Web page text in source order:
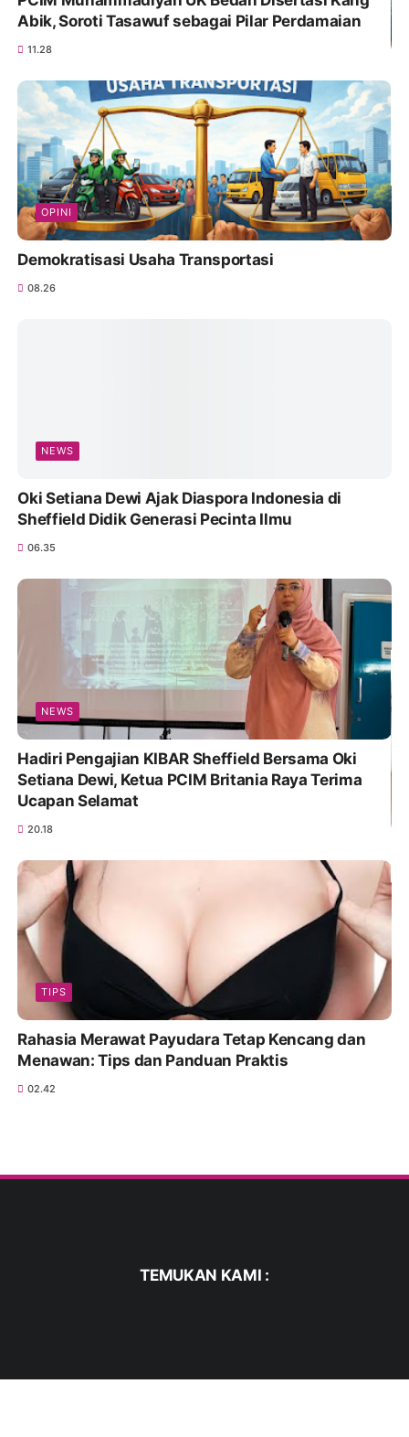
Abik, Soroti Tasawuf sebagai Pilar Perdamaian
11.28
OPINI
Demokratisasi Usaha Transportasi
08.26
NEWS
Oki Setiana Dewi Ajak Diaspora Indonesia di
Sheffield Didik Generasi Pecinta Ilmu
06.35
NEWS
Hadiri Pengajian KIBAR Sheffield Bersama Oki
Setiana Dewi, Ketua PCIM Britania Raya Terima
Ucapan Selamat
20.18
TIPS
Rahasia Merawat Payudara Tetap Kencang dan
Menawan: Tips dan Panduan Praktis
02.42
TEMUKAN KAMI :